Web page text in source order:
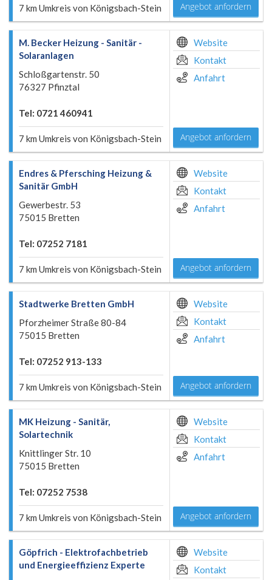
7 km Umkreis von Königsbach-Stein Angebot anfordern
M. Becker Heizung - Sanitär -
Solaranlagen
Schloßgartenstr. 50
76327 Pfinztal
Tel: 0721 460941
7 km Umkreis von Königsbach-Stein
Website
Kontakt
Anfahrt
Angebot anfordern
Endres & Pfersching Heizung &
Sanitär GmbH
Gewerbestr. 53
75015 Bretten
Tel: 07252 7181
7 km Umkreis von Königsbach-Stein
Website
Kontakt
Anfahrt
Angebot anfordern
Stadtwerke Bretten GmbH
Pforzheimer Straße 80-84
75015 Bretten
Tel: 07252 913-133
7 km Umkreis von Königsbach-Stein
Website
Kontakt
Anfahrt
Angebot anfordern
MK Heizung - Sanitär,
Solartechnik
Knittlinger Str. 10
75015 Bretten
Tel: 07252 7538
7 km Umkreis von Königsbach-Stein
Website
Kontakt
Anfahrt
Angebot anfordern
Göpfrich - Elektrofachbetrieb
und Energieeffizienz Experte
Website
Kontakt